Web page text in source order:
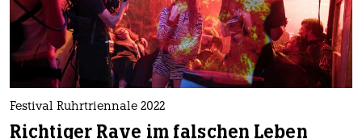
Festival Ruhrtriennale 2022
Richtiger Rave im falschen Leben